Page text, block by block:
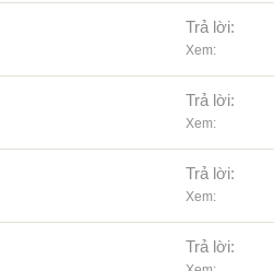
Trả lời
Xem
Trả lời
Xem
Trả lời
Xem
Trả lời